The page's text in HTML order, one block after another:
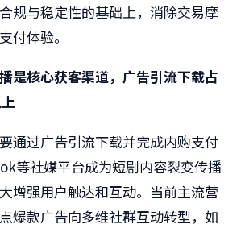
规与稳定性的基础上，消除交易摩
付体验。
是核心获客渠道，广告引流下载占
通过广告引流下载并完成内购支付
等社媒平台成为短剧内容裂变传播
增强用户触达和互动。当前主流营
爆款广告向多维社群互动转型，如